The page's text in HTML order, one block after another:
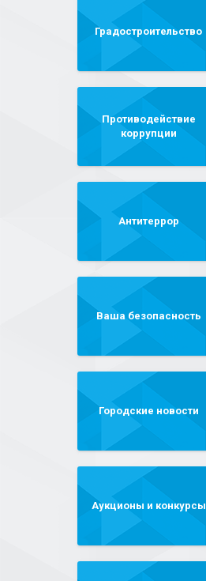
Градостроительство
Противодействие
коррупции
Антитеррор
Ваша безопасность
Городские новости
Аукционы и конкурсы